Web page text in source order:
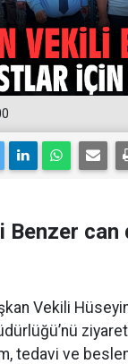
Benzer
Vekili
tedavi ve